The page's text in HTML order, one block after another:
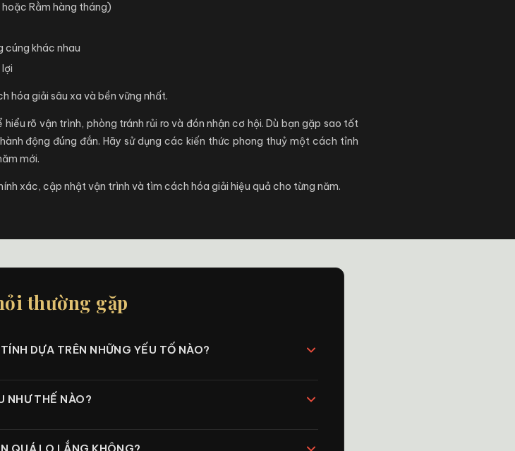
Rằm hàng tháng)
cúng khác nhau
hóa giải sâu xa và bền vững nhất.
rõ vận trình, phòng tránh rủi ro và đón nhận cơ hội. Dù bạn gặp sao tốt
động đúng đắn. Hãy sử dụng các kiến thức phong thuỷ một cách tỉnh
mới.
xác, cập nhật vận trình và tìm cách hóa giải hiệu quả cho từng năm.
thường gặp
DỰA TRÊN NHỮNG YẾU TỐ NÀO?
NHƯ THẾ NÀO?